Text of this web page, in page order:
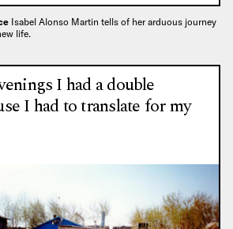
Isabel Alonso Martin tells of her arduous journey
life.
I had a double
I had to translate for my